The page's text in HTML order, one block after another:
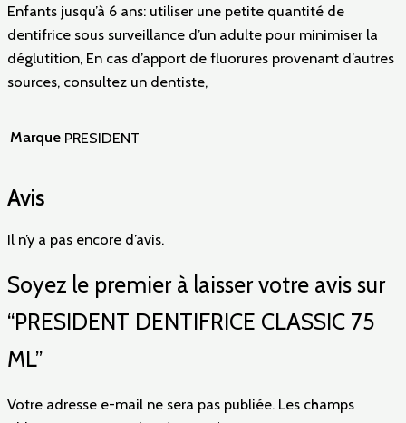
Enfants jusqu’à 6 ans: utiliser une petite quantité de
dentifrice sous surveillance d’un adulte pour minimiser la
déglutition, En cas d’apport de fluorures provenant d’autres
sources, consultez un dentiste,
Marque PRESIDENT
Avis
Il n’y a pas encore d’avis.
Soyez le premier à laisser votre avis sur
“PRESIDENT DENTIFRICE CLASSIC 75
ML”
Votre adresse e-mail ne sera pas publiée. Les champs